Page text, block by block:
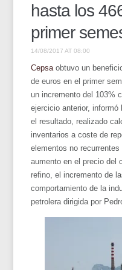
hasta los
primer
14/08/2017 AT 08:00
Cepsaobtuvo un
de euros en el primer
un incremento del 103%
ejercicio anterior,
el resultado, realizado
inventarios a coste de
elementos no
aumento en el precio del
refino, el incremento de
comportamiento de la
petrolera dirigida por